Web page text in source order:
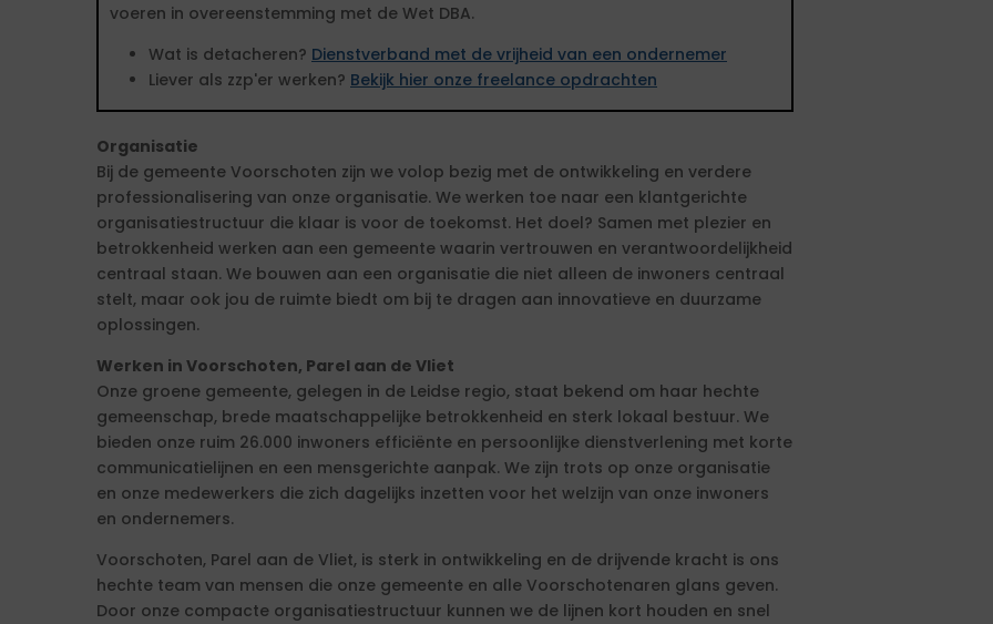
voeren in overeenstemming met de Wet DBA.
Wat is detacheren? Dienstverband met de vrijheid van een ondernemer
Liever als zzp'er werken? Bekijk hier onze freelance opdrachten
Organisatie
Bij de gemeente Voorschoten zijn we volop bezig met de ontwikkeling en verdere
professionalisering van onze organisatie. We werken toe naar een klantgerichte
organisatiestructuur die klaar is voor de toekomst. Het doel? Samen met plezier en
betrokkenheid werken aan een gemeente waarin vertrouwen en verantwoordelijkheid
centraal staan. We bouwen aan een organisatie die niet alleen de inwoners centraal
stelt, maar ook jou de ruimte biedt om bij te dragen aan innovatieve en duurzame
oplossingen.
Werken in Voorschoten, Parel aan de Vliet
Onze groene gemeente, gelegen in de Leidse regio, staat bekend om haar hechte
gemeenschap, brede maatschappelijke betrokkenheid en sterk lokaal bestuur. We
bieden onze ruim 26.000 inwoners efficiënte en persoonlijke dienstverlening met korte
communicatielijnen en een mensgerichte aanpak. We zijn trots op onze organisatie
en onze medewerkers die zich dagelijks inzetten voor het welzijn van onze inwoners
en ondernemers.
Voorschoten, Parel aan de Vliet, is sterk in ontwikkeling en de drijvende kracht is ons
hechte team van mensen die onze gemeente en alle Voorschotenaren glans geven.
Door onze compacte organisatiestructuur kunnen we de lijnen kort houden en snel